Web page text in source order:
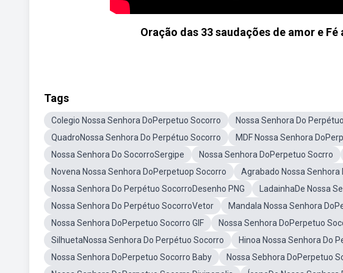
Oração das 33 saudações de amor e
Tags
Colegio Nossa Senhora DoPerpetuo Socorro
Nossa Senhora Do
QuadroNossa Senhora Do Perpétuo Socorro
MDF Nossa Senhora
Nossa Senhora Do SocorroSergipe
Nossa Senhora DoPerpetuo Socrro
Novena Nossa Senhora DoPerpetuop Socorro
Agrabado Nossa Senhora
Nossa Senhora Do Perpétuo SocorroDesenho PNG
LadainhaDe Nossa
Nossa Senhora Do Perpétuo SocorroVetor
Mandala Nossa Senhora
Nossa Senhora DoPerpetuo Socorro GIF
Nossa Senhora DoPerpetuo
SilhuetaNossa Senhora Do Perpétuo Socorro
Hinoa Nossa Senhora Do
Nossa Senhora DoPerpetuo Socorro Baby
Nossa Sebhora DoPerpetuo